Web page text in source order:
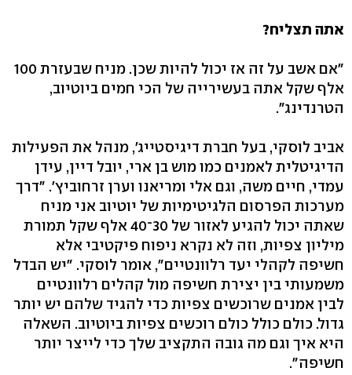
אתה תצליח?
"אם אשב על זה אז יכול להיות שכן. מניח שבעזרת 100
אלף שקל אתה בעשירייה של הכי חמים ביוטיוב,
הטרנדינג".
אביב לוסקי, בעל חברת דיגיסטייג', מנהל את הפעילות
הדיגיטלית לאמנים כמו מוש בן ארי, יובל דיין, עידן
עמדי, חיים משה, וגם אלי ומריאנו וערן זרחוביץ'. "דרך
מערכות הפרסום הלגיטימיות של יוטיוב אני מניח
שאתה יכול להגיע לאזור של 30־40 אלף שקל תמורת
מיליון צפיות, וזה לא נקרא ניפוח פיקטיבי אלא
חשיפה לקהלי יעד רלוונטיים", אומר לוסקי. "יש הבדל
משמעותי בין יצירת חשיפה מול קהלים רלוונטיים
לבין אמנים שרוכשים צפיות כדי להגיד שלהם יש יותר
גדול. כולם כולל כולם רוכשים צפיות ביוטיוב. השאלה
היא איך וגם מה גובה התקציב שלך כדי לייצר יותר
חשיפה".